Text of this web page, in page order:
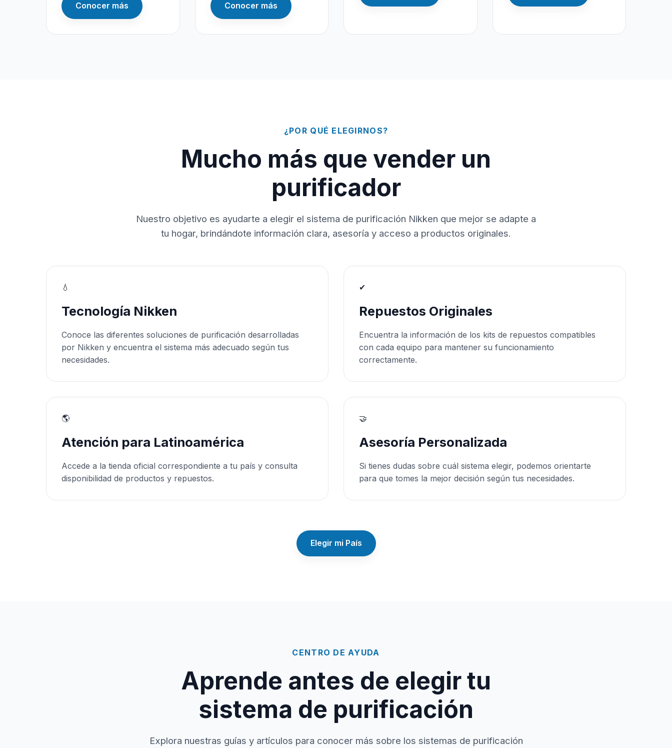
Conocer más Conocer más
¿POR QUÉ ELEGIRNOS?
Mucho más que vender un
purificador
Nuestro objetivo es ayudarte a elegir el sistema de purificación Nikken que mejor se adapte a
tu hogar, brindándote información clara, asesoría y acceso a productos originales.
💧
Tecnología Nikken
Conoce las diferentes soluciones de purificación desarrolladas
por Nikken y encuentra el sistema más adecuado según tus
necesidades.
✔
Repuestos Originales
Encuentra la información de los kits de repuestos compatibles
con cada equipo para mantener su funcionamiento
correctamente.
🌎
Atención para Latinoamérica
Accede a la tienda oficial correspondiente a tu país y consulta
disponibilidad de productos y repuestos.
🤝
Asesoría Personalizada
Si tienes dudas sobre cuál sistema elegir, podemos orientarte
para que tomes la mejor decisión según tus necesidades.
Elegir mi País
CENTRO DE AYUDA
Aprende antes de elegir tu
sistema de purificación
Explora nuestras guías y artículos para conocer más sobre los sistemas de purificación